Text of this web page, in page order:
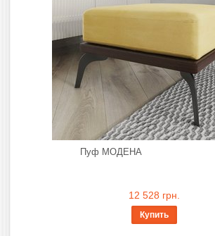
Пуф МОДЕНА
12 528 грн.
Купить